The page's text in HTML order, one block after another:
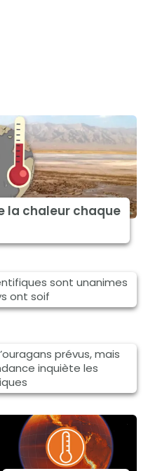
la chaleur chaque
sont unanimes
ont soif
prévus, mais
inquiète les